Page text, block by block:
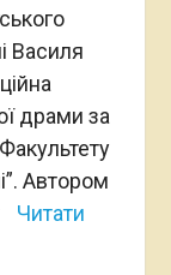
Василя
драми за
Автором
Читати